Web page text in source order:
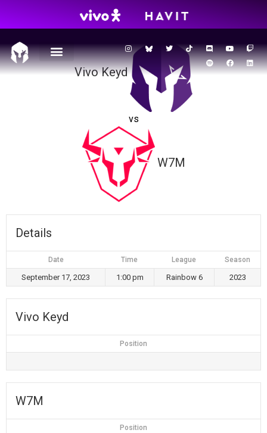
BR6 ‒ VKS vs W7M
Vivo Keyd
vs
W7M
Details
Date Time League Season
September 17, 2023 1:00 pm Rainbow 6 2023
Vivo Keyd
Position
W7M
Position